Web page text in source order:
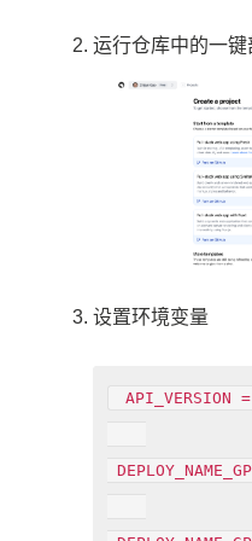
运行仓库中的一键
设置环境变量